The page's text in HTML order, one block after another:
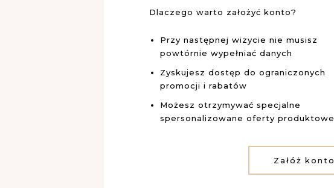
Załóż konto
Dlaczego warto założyć konto?
Przy następnej wizycie nie musisz
powtórnie wypełniać danych
Zyskujesz dostęp do ograniczonych
promocji i rabatów
Możesz otrzymywać specjalne
spersonalizowane oferty produktowe